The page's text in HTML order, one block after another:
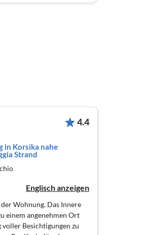
4.4
in Korsika nahe
Strand
Englisch anzeigen
Wohnung. Das Innere
einem angenehmen Ort
voller Besichtigungen zu